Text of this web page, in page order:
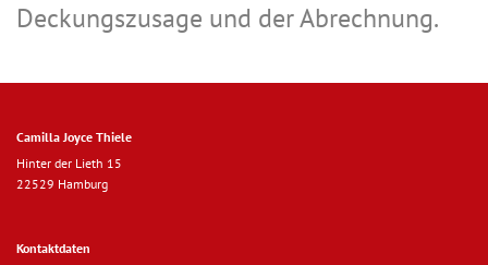
Deckungszusage und der Abrechnung.
Camilla Joyce Thiele
Hinter der Lieth 15
22529 Hamburg
Kontaktdaten